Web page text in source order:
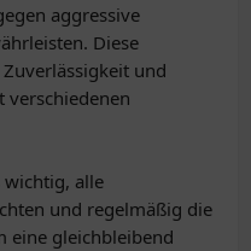
aggressive
Diese
und
verschiedenen
wichtig, alle
und regelmäßig die
eine gleichbleibend